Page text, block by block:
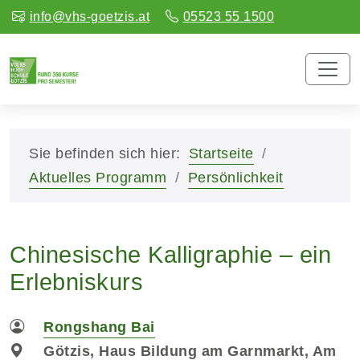
info@vhs-goetzis.at 05523 55 1500
Sie befinden sich hier:
Startseite
Aktuelles Programm
Persönlichkeit
Chinesische Kalligraphie – ein
Erlebniskurs
Rongshang Bai
Götzis, Haus Bildung am Garnmarkt, Am